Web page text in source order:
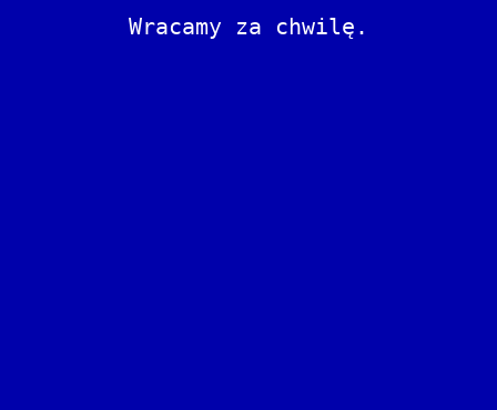
Wracamy za chwilę.